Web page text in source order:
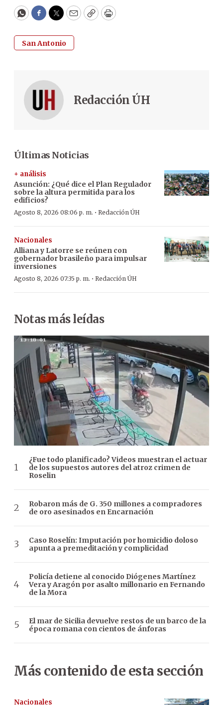
WhatsApp
Facebook
Twitter
EmailCopyPrint
San Antonio
Redacción ÚH
Últimas Noticias
+ análisis
Asunción: ¿Qué dice el Plan Regulador
sobre la altura permitida para los
edificios?
Agosto 8, 2026 08:06 p. m. · Redacción ÚH
Nacionales
Alliana y Latorre se reúnen con
gobernador brasileño para impulsar
inversiones
Agosto 8, 2026 07:35 p. m. · Redacción ÚH
Notas más leídas
¿Fue todo planificado? Videos muestran el actuar
de los supuestos autores del atroz crimen de
Roselin
Robaron más de G. 350 millones a compradores
de oro asesinados en Encarnación
Caso Roselín: Imputación por homicidio doloso
apunta a premeditación y complicidad
Policía detiene al conocido Diógenes Martínez
Vera y Aragón por asalto millonario en Fernando
de la Mora
El mar de Sicilia devuelve restos de un barco de la
época romana con cientos de ánforas
Más contenido de esta sección
Nacionales